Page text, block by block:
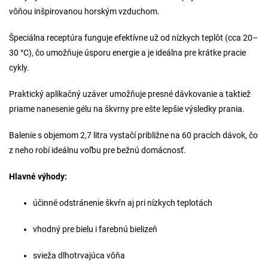
vôňou inšpirovanou horským vzduchom.
Špeciálna receptúra funguje efektívne už od nízkych teplôt (cca 20–
30 °C), čo umožňuje úsporu energie a je ideálna pre krátke pracie
cykly.
Praktický aplikačný uzáver umožňuje presné dávkovanie a taktiež
priame nanesenie gélu na škvrny pre ešte lepšie výsledky prania.
Balenie s objemom 2,7 litra vystačí približne na 60 pracích dávok, čo
z neho robí ideálnu voľbu pre bežnú domácnosť.
Hlavné výhody:
účinné odstránenie škvŕn aj pri nízkych teplotách
vhodný pre bielu i farebnú bielizeň
svieža dlhotrvajúca vôňa